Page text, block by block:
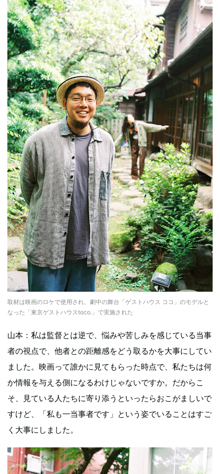
取材は映画のロケで使用され、劇中の舞台「ゲストハウス ココ」のモデルと
なった「東京ゲストハウスtoco.」で実施された
山本：私は監督とは逆で、悩みや苦しみを感じている当事
者の視点で、他者との距離感をどう取るかを大事にしてい
ました。映画って誰かに見てもらった時点で、私たちは何
か情報を与える側になるわけじゃないですか。だからこ
そ、見ている人たちに寄り添うといったらおこがましいで
すけど、「私も一当事者です」という姿でいることはすご
く大事にしました。